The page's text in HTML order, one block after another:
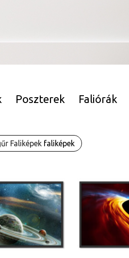
Poszterek Faliórák
Faliképekfaliképek